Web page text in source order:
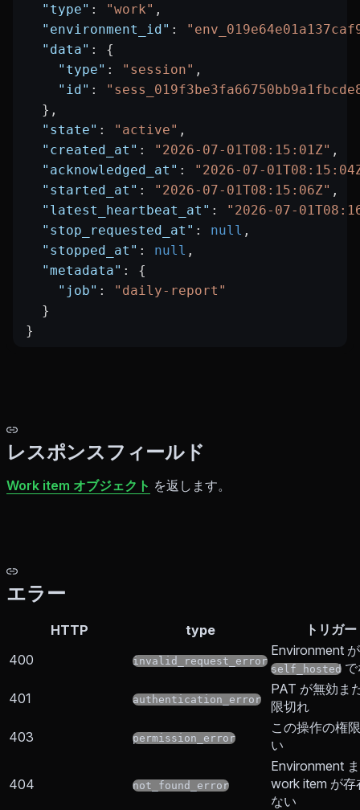
  "type"
: "work" ,
  "environment_id"
:
  "data"
: {
    "type"
: "session" ,
    "id"
:
  },
  "state"
: "active" ,
  "created_at"
: "2026-07-01T08:15:01Z" ,
  "acknowledged_at"
:
"2026-07-
  "started_at"
: "2026-07-01T08:15:06Z" ,
  "latest_heartbeat_at"
:
"2026-07-
  "stop_requested_at"
: null ,
  "stopped_at"
: null ,
  "metadata"
: {
    "job"
:
"daily-report"
  }
}
レスポンスフィールド
Work item オブジェクト を返します。
エラー
HTTP type
トリガー
400
invalid_request_error
Environment が
self_hosted
401
authentication_error
PAT が無効ま
限切れ
403
permission_error
この操作の権
い
404 not_found_error
Environment
work item が存
ない